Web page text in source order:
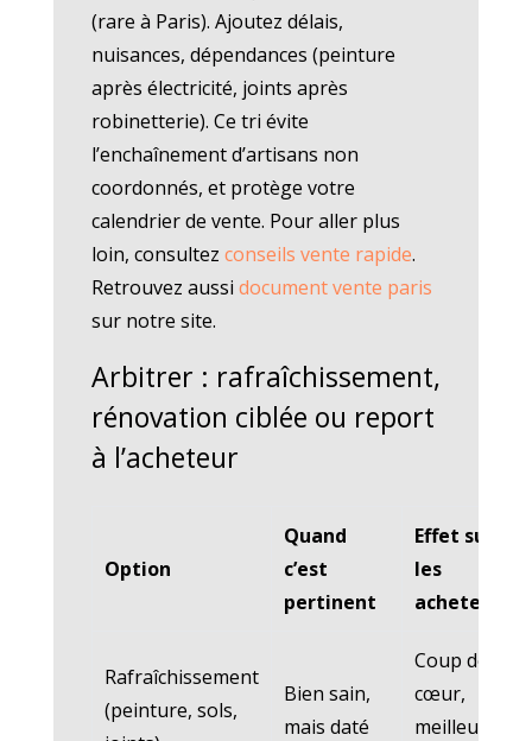
(rare à Paris). Ajoutez délais,
nuisances, dépendances (peinture
après électricité, joints après
robinetterie). Ce tri évite
l’enchaînement d’artisans non
coordonnés, et protège votre
calendrier de vente. Pour aller plus
loin, consultez conseils vente rapide.
Retrouvez aussi document vente paris
sur notre site.
Arbitrer : rafraîchissement,
rénovation ciblée ou report
à l’acheteur
Option
Quand
c’est
pertinent
Effet sur
les
acheteurs
Rafraîchissement
(peinture, sols,
Bien sain,
mais daté
Coup de
cœur,
meilleure